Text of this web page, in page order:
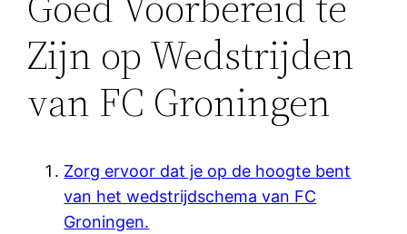
Zijn op Wedstrijden
van FC Groningen
Zorg ervoor dat je op de hoogte bent
van het wedstrijdschema van FC
Groningen.